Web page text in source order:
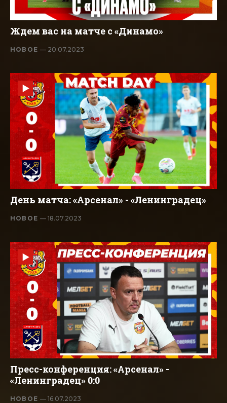
Ждем вас на матче с «Динамо»
НОВОЕ— 20.07.2023
День матча: «Арсенал» - «Ленинградец»
НОВОЕ— 18.07.2023
Пресс-конференция: «Арсенал» -
«Ленинградец» 0:0
НОВОЕ— 16.07.2023